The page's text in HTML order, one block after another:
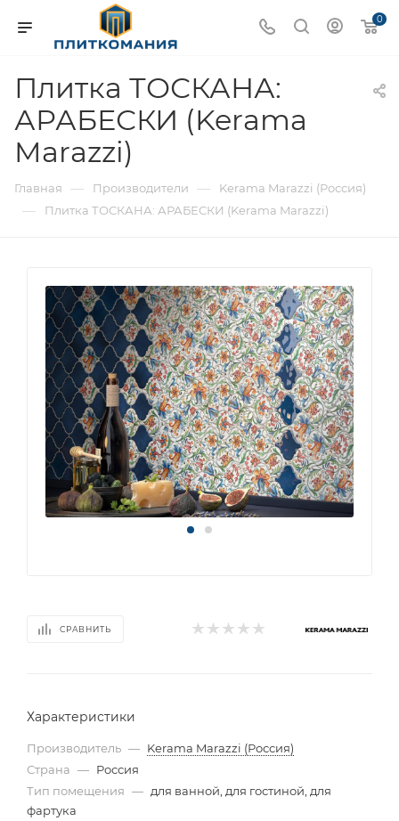
0
Плитка ТОСКАНА:
АРАБЕСКИ (Kerama
Marazzi)
Главная — Производители — Kerama Marazzi (Россия)
— Плитка ТОСКАНА: АРАБЕСКИ (Kerama Marazzi)
СРАВНИТЬ
Характеристики
Производитель — Kerama Marazzi (Россия)
Страна — Россия
Тип помещения — для ванной, для гостиной, для
фартука